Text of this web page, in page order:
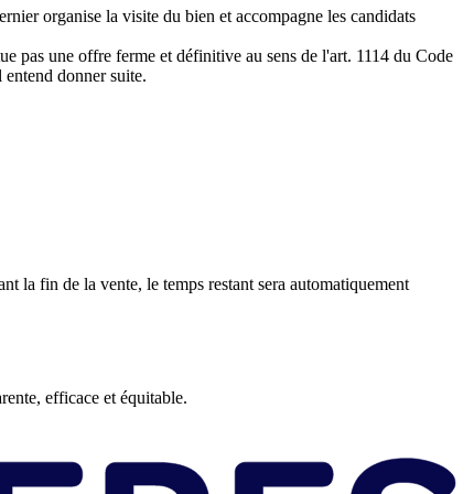
organise la visite du bien et accompagne les candidats
pas une offre ferme et définitive au sens de l'art. 1114 du Code
donner suite.
la fin de la vente, le temps restant sera automatiquement
efficace et équitable.